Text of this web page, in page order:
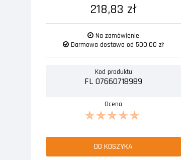
218,83 zł
Na zamówienie
Darmowa dostawa od 500,00 zł
Kod produktu
FL 07660718989
Ocena
DO KOSZYKA